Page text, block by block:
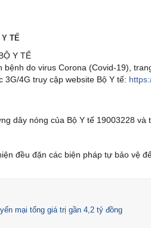
Y TẾ
Y TẾ
do virus Corona (Covid-19),
4G truy cập website Bộ Y tế:
dây nóng của Bộ Y tế 19003228 và
đều đặn các biện pháp tự bảo vệ
mại tổng giá trị gần 4,2 tỷ đồng